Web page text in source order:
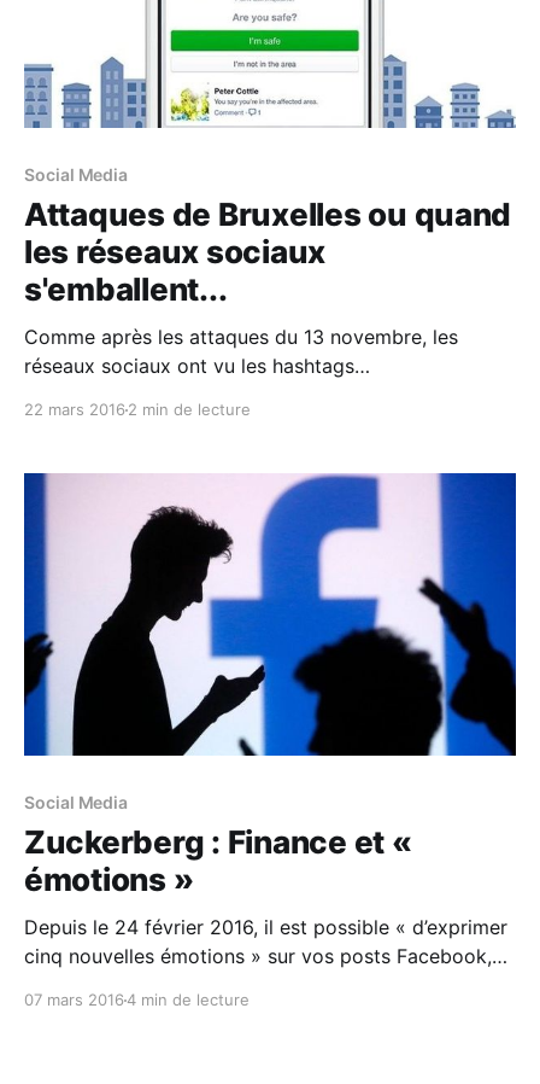
Social Media
Attaques de Bruxelles ou quand
les réseaux sociaux
s'emballent...
Comme après les attaques du 13 novembre, les
réseaux sociaux ont vu les hashtags
22 mars 2016 2 min de lecture
Social Media
Zuckerberg : Finance et «
émotions »
Depuis le 24 février 2016, il est possible « d’exprimer
cinq nouvelles émotions » sur vos posts Facebook,
07 mars 20164 min de lecture